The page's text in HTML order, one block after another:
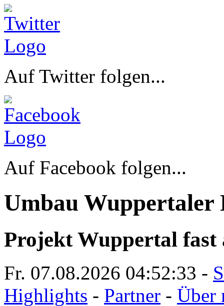
Auf Twitter folgen...
Auf Facebook folgen...
Umbau Wuppertaler
Projekt Wuppertal fast
Fr. 07.08.2026 04:52:33 -
Highlights - Partner - Über